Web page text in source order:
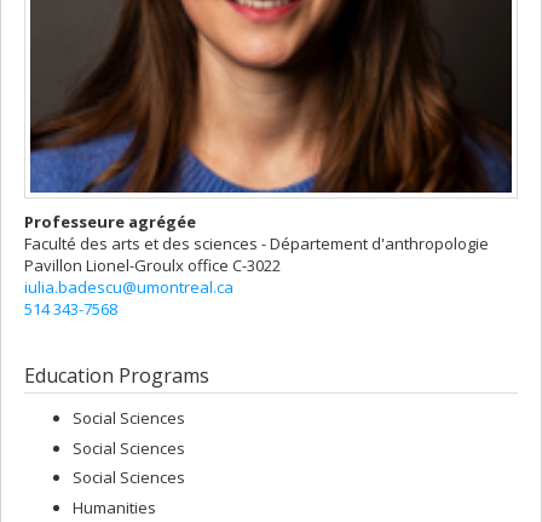
Professeure agrégée
Faculté des arts et des sciences - Département d'anthropologie
Pavillon Lionel-Groulx office C-3022
iulia.badescu@umontreal.ca
514 343-7568
Education Programs
Social Sciences
Social Sciences
Social Sciences
Humanities